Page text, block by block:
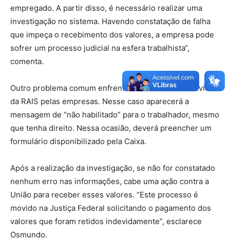
empregado. A partir disso, é necessário realizar uma
investigação no sistema. Havendo constatação de falha
que impeça o recebimento dos valores, a empresa pode
sofrer um processo judicial na esfera trabalhista“,
comenta.
Outro problema comum enfrentado é o atraso no envio
da RAIS pelas empresas. Nesse caso aparecerá a
mensagem de “não habilitado” para o trabalhador, mesmo
que tenha direito. Nessa ocasião, deverá preencher um
formulário disponibilizado pela Caixa.
Após a realização da investigação, se não for constatado
nenhum erro nas informações, cabe uma ação contra a
União para receber esses valores. “Este processo é
movido na Justiça Federal solicitando o pagamento dos
valores que foram retidos indevidamente”, esclarece
Osmundo.